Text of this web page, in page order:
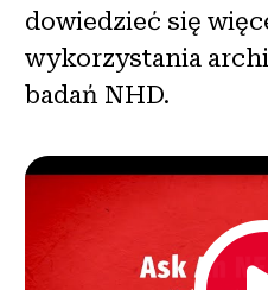
dowiedzieć się
wykorzystania
badań NHD.